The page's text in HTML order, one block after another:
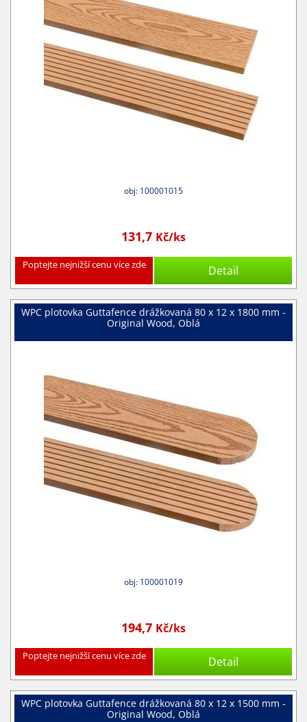
obj: 100001015
131,7 Kč/ks
Poptejte nejnižší cenu více zde Detail
WPC plotovka Guttafence drážkovaná 80 x 12 x 1800 mm -
Original Wood, Oblá
obj: 100001019
194,7 Kč/ks
Poptejte nejnižší cenu více zde Detail
WPC plotovka Guttafence drážkovaná 80 x 12 x 1500 mm -
Original Wood, Oblá